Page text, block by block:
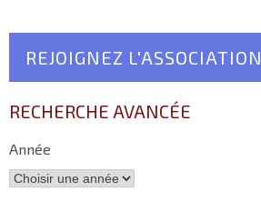
REJOIGNEZ L'ASSOCIATION
RECHERCHE AVANCÉE
Année